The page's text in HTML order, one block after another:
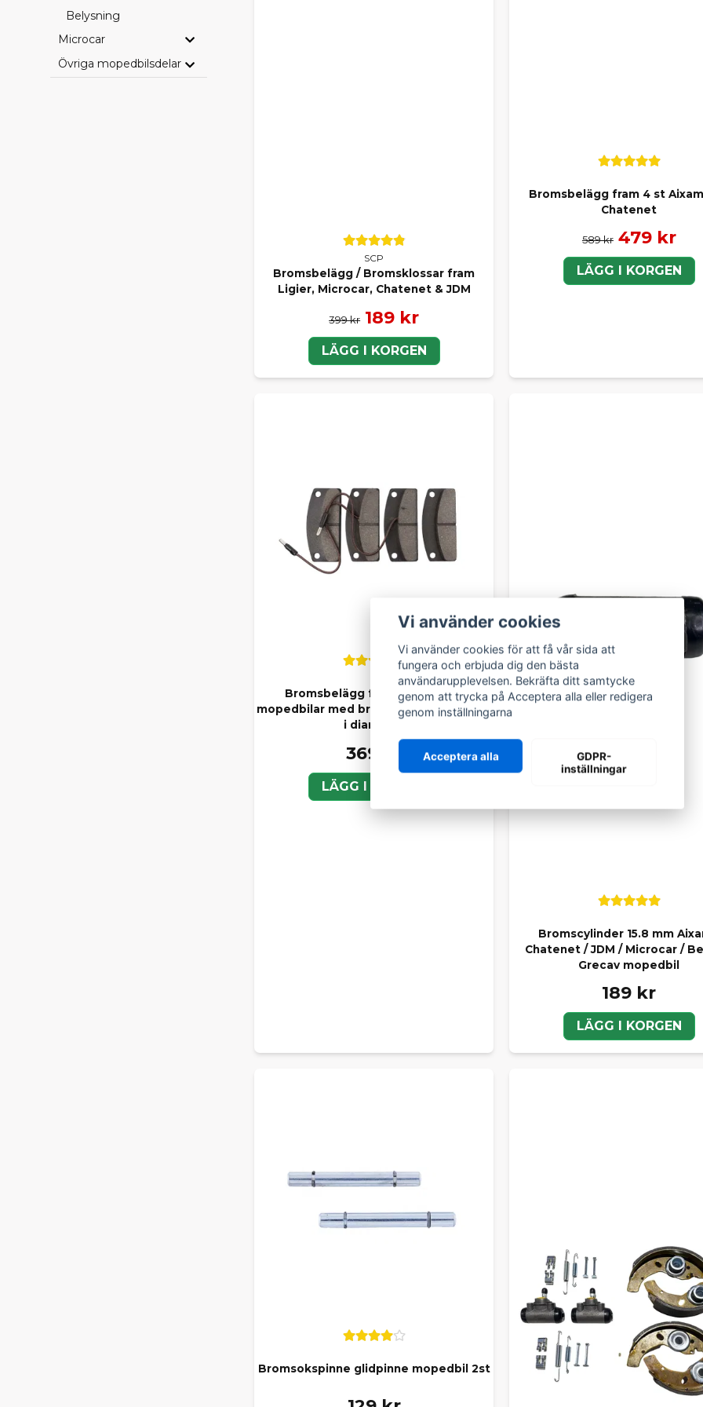
Belysning
Microcar
Övriga mopedbilsdelar
SCP
Bromsbelägg / Bromsklossar fram
Ligier, Microcar, Chatenet & JDM
399 kr 189 kr
LÄGG I KORGEN
Bromsbelägg fram 4 st
Chatenet
589 kr 479 kr
LÄGG I KORGEN
Bromsbelägg fram 25 mm - till
mopedbilar med bromsskiva på 210 mm
i diameter
369 kr
LÄGG I KORGEN
Bromscylinder 15.8 mm
Chatenet / JDM / Microcar /
Grecav mopedbil
189 kr
LÄGG I KORGEN
Bromsokspinne glidpinne mopedbil 2st
Vi använder cookies
Vi använder cookies för att få vår sida att
fungera och erbjuda dig den bästa
användarupplevelsen. Bekräfta ditt samtycke
genom att trycka på Acceptera alla eller redigera
genom inställningarna
Acceptera alla
GDPR-
inställningar